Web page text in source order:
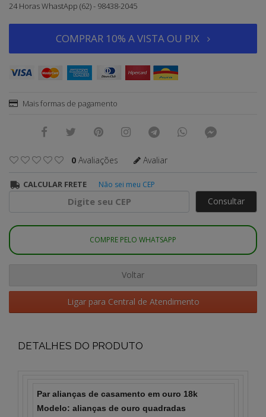
24 Horas WhastApp (62) - 98438-2045
COMPRAR 10% A VISTA OU PIX
Mais formas de pagamento
0 Avaliações Avaliar
CALCULAR FRETE Não sei meu CEP
Consultar
COMPRE PELO WHATSAPP
Voltar
Ligar para Central de Atendimento
DETALHES DO PRODUTO
Par alianças de casamento em ouro 18k
Modelo: alianças de ouro quadradas